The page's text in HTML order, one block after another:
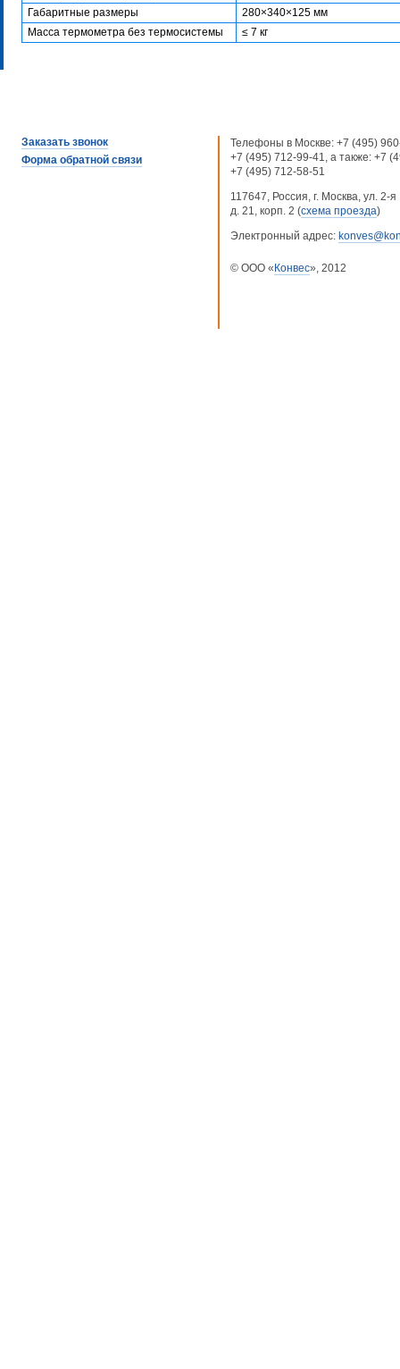
Габаритные размеры
280×340×125 мм
Масса термометра без термосистемы
≤ 7 кг
Заказать звонок
Форма обратной связи
Телефоны в Москве: +7 (495)
+7 (495) 712-99-41, а также: +7
+7 (495) 712-58-51
117647, Россия, г. Москва, ул. 2-
д. 21, корп. 2 (схема проезда)
Электронный адрес:
© ООО « Конвес», 2012